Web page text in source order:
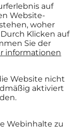
auf
Website-
woher
Klicken auf
Sie der
informationen
Website nicht
aktiviert
Webinhalte zu